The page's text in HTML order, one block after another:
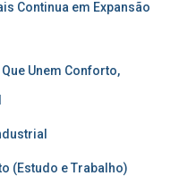
Continua em Expansão
Unem Conforto,
(Estudo e Trabalho)